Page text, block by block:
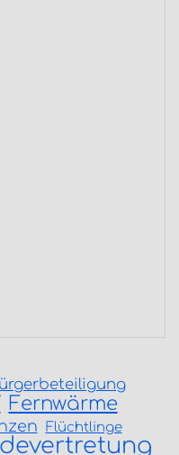
Fernwärme
Flüchtlinge